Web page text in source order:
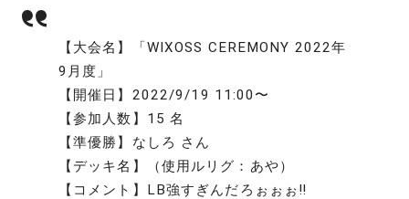
【大会名】「WIXOSS CEREMONY 2022年
9月度」
【開催日】2022/9/19 11:00〜
【参加人数】15 名
【準優勝】なしろ さん
【デッキ名】（使用ルリグ：あや）
【コメント】LB強すぎんだろぉぉぉ‼︎